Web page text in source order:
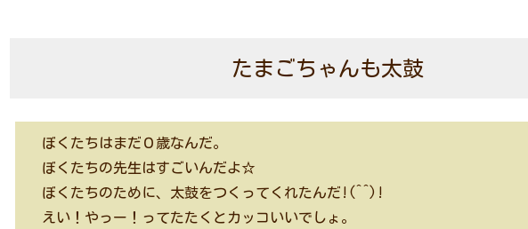
たまごちゃんも太鼓
ぼくたちはまだ０歳なんだ。
ぼくたちの先生はすごいんだよ☆
ぼくたちのために、太鼓をつくってくれたんだ!(^^)!
えい！やっー！ってたたくとカッコいいでしょ。